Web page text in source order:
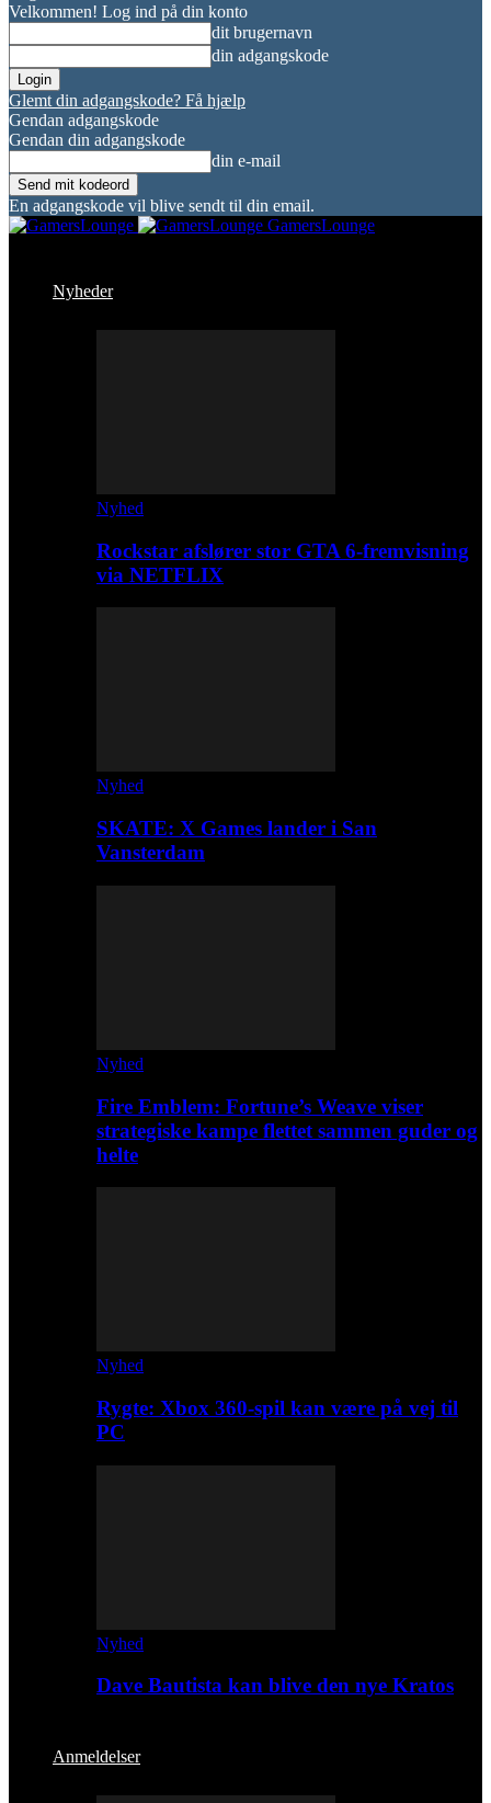
Velkommen! Log ind på din konto
dit brugernavn
din adgangskode
Glemt din adgangskode? Få hjælp
Gendan adgangskode
Gendan din adgangskode
din e-mail
En adgangskode vil blive sendt til din email.
GamersLounge
Nyheder
Nyhed
Rockstar afslører stor GTA 6-fremvisning
via NETFLIX
Nyhed
SKATE: X Games lander i San
Vansterdam
Nyhed
Fire Emblem: Fortune’s Weave viser
strategiske kampe flettet sammen guder og
helte
Nyhed
Rygte: Xbox 360-spil kan være på vej til
PC
Nyhed
Dave Bautista kan blive den nye Kratos
Anmeldelser